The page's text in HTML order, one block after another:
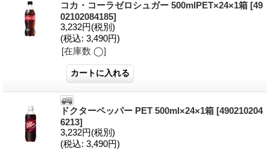
コカ・コーラゼロシュガー 500mlPET×24×1箱 [49
02102084185]
3,232円(税別)
(税込: 3,490円)
[在庫数 ◯]
ドクターペッパー PET 500ml×24×1箱 [490210204
6213]
3,232円(税別)
(税込: 3,490円)